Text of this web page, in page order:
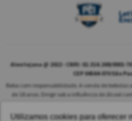
Utilizamos cookies para oferecer
Alentejana @ 2022 - CNPJ: 02.314.269/0001-
CEP 04564-070 São
Beba com responsabilidade. A venda de
de 18 anos. Dirigir sob a influência de álcool
As safras dos vinhos poderão ser diferentes